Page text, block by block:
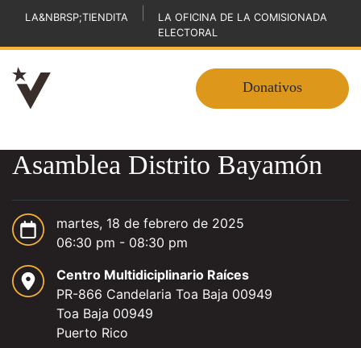
LA&NBRSP;TIENDITA
LA OFICINA DE LA COMISIONADA
ELECTORAL
Donativos
Asamblea Distrito Bayamón
martes, 18 de febrero de 2025
06:30 pm - 08:30 pm
Centro Multidiciplinario Raíces
PR-866 Candelaria Toa Baja 00949
Toa Baja 00949
Puerto Rico